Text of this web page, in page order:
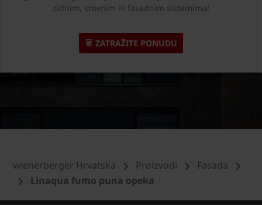
zidnim, krovnim ili fasadnim sistemima!
ZATRAŽITE PONUDU
wienerberger Hrvatska Proizvodi
Fasada
Linaqua fumo puna opeka